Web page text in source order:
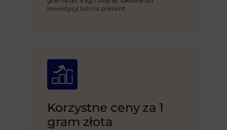
inwestycji lub na prezent.
Korzystne ceny za 1
gram złota